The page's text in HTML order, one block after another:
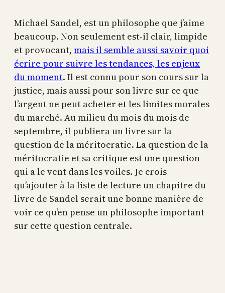
Michael Sandel, est un philosophe que j’aime
beaucoup. Non seulement est-il clair, limpide
et provocant, mais il semble aussi savoir quoi
écrire pour suivre les tendances, les enjeux
du moment. Il est connu pour son cours sur la
justice, mais aussi pour son livre sur ce que
l’argent ne peut acheter et les limites morales
du marché. Au milieu du mois du mois de
septembre, il publiera un livre sur la
question de la méritocratie. La question de la
méritocratie et sa critique est une question
qui a le vent dans les voiles. Je crois
qu’ajouter à la liste de lecture un chapitre du
livre de Sandel serait une bonne manière de
voir ce qu’en pense un philosophe important
sur cette question centrale.